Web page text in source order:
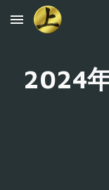
Skip to main content
2024